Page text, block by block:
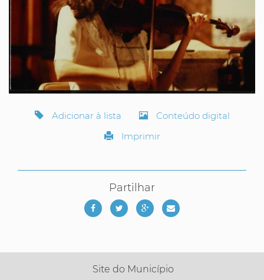
Adicionar à lista
Conteúdo digital
Imprimir
Partilhar
Site do Município